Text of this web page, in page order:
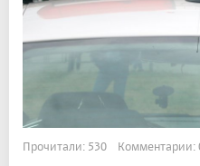
Прочитали: 530 Комментарии: